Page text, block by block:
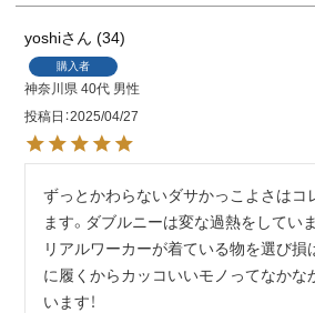
yoshi 34
購入者
神奈川県 40代 男性
投稿日 2025/04/27
ずっとかわらないダサかっこよさはコ
ます。ダブルニーは変な過熱をしてい
リアルワーカーが着ている物を選び損
に履くからカッコいいモノってなかな
います！